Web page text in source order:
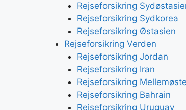
Rejseforsikring
Rejseforsikring Sydkorea
Rejseforsikring Østasien
Rejseforsikring Verden
Rejseforsikring Jordan
Rejseforsikring Iran
Rejseforsikring
Rejseforsikring Bahrain
Rejseforsikring Uruguay